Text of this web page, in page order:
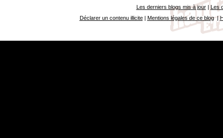
Les derniers blogs mis à jour|
Les
Déclarer un contenu illicite| Mentions légales de ce blog|